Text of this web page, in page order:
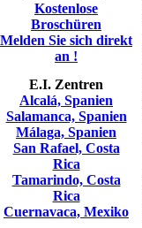
Kostenlose
Broschüren
Melden Sie sich direkt
an !
E.I. Zentren
Alcalá, Spanien
Salamanca, Spanien
Málaga, Spanien
San Rafael, Costa
Rica
Tamarindo, Costa
Rica
Cuernavaca, Mexiko